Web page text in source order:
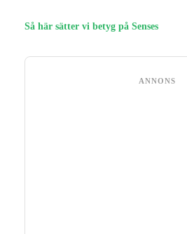
Så här sätter vi betyg på Senses
ANNONS